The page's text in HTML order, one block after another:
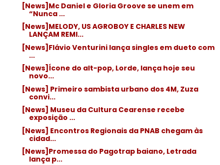
[News]Mc Daniel e Gloria Groove se unem em
“Nunca ...
[News]MELODY, US AGROBOY E CHARLES NEW
LANÇAM REMI...
[News]Flávio Venturini lança singles em dueto com
...
[News]Ícone do alt-pop, Lorde, lança hoje seu
novo...
[News] Primeiro sambista urbano dos 4M, Zuza
convi...
[News] Museu da Cultura Cearense recebe
exposição ...
[News] Encontros Regionais da PNAB chegam às
cidad...
[News]Promessa do Pagotrap baiano, Letrada
lança p...